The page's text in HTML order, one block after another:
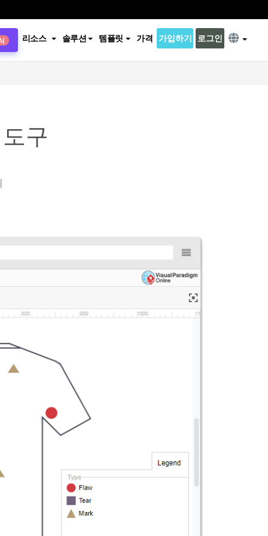
리소스 솔루션 템플릿 가격 가입하기 로그인
구